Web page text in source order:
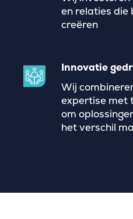
en relaties die
creëren
Innovatie
Wij
expertise met
om
het verschil